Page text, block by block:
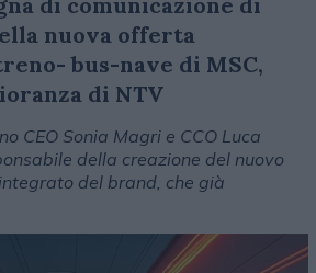
nuova offerta
bus-nave di MSC,
di NTV
CEO Sonia Magri e CCO Luca
della creazione del nuovo
del brand, che già